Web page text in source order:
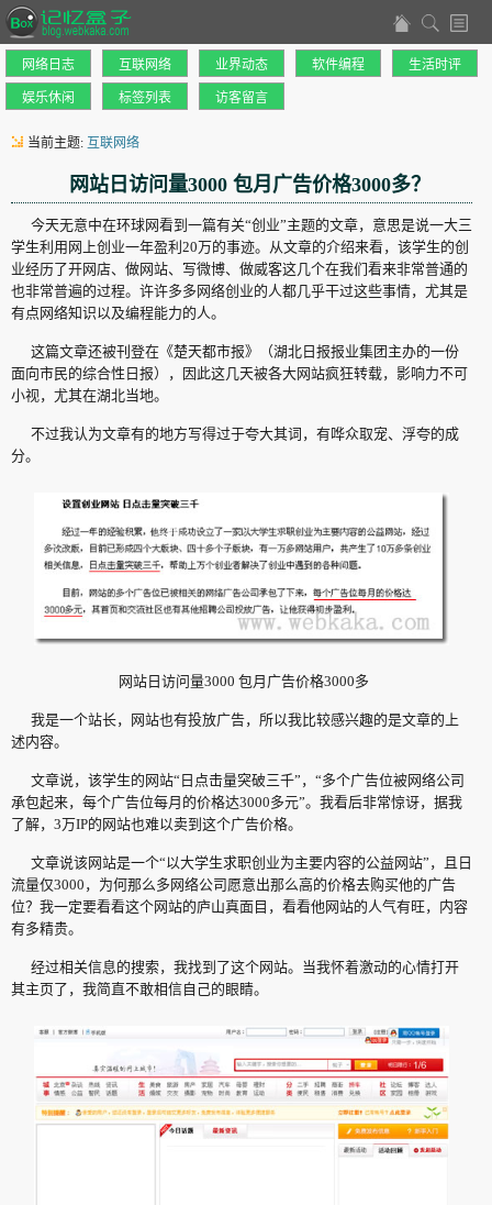
网络日志 互联网络 业界动态 软件编程 生活时评
娱乐休闲 标签列表 访客留言
当前主题: 互联网络
网站日访问量3000 包月广告价格3000多？
今天无意中在环球网看到一篇有关“创业”主题的文章，意思是说一大三
学生利用网上创业一年盈利20万的事迹。从文章的介绍来看，该学生的创
业经历了开网店、做网站、写微博、做威客这几个在我们看来非常普通的
也非常普遍的过程。许许多多网络创业的人都几乎干过这些事情，尤其是
有点网络知识以及编程能力的人。
这篇文章还被刊登在《楚天都市报》（湖北日报报业集团主办的一份
面向市民的综合性日报），因此这几天被各大网站疯狂转载，影响力不可
小视，尤其在湖北当地。
不过我认为文章有的地方写得过于夸大其词，有哗众取宠、浮夸的成
分。
网站日访问量3000 包月广告价格3000多
我是一个站长，网站也有投放广告，所以我比较感兴趣的是文章的上
述内容。
文章说，该学生的网站“日点击量突破三千”，“多个广告位被网络公司
承包起来，每个广告位每月的价格达3000多元”。我看后非常惊讶，据我
了解，3万IP的网站也难以卖到这个广告价格。
文章说该网站是一个“以大学生求职创业为主要内容的公益网站”，且日
流量仅3000，为何那么多网络公司愿意出那么高的价格去购买他的广告
位？我一定要看看这个网站的庐山真面目，看看他网站的人气有旺，内容
有多精贵。
经过相关信息的搜索，我找到了这个网站。当我怀着激动的心情打开
其主页了，我简直不敢相信自己的眼睛。